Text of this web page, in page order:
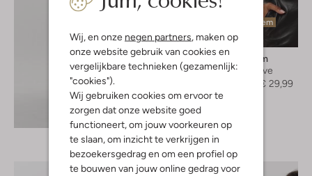
Wij, en onze negen partners, maken op
onze website gebruik van cookies en
vergelijkbare technieken (gezamenlijk:
"cookies").
Wij gebruiken cookies om ervoor te
zorgen dat onze website goed
functioneert, om jouw voorkeuren op
te slaan, om inzicht te verkrijgen in
bezoekersgedrag en om een profiel op
te bouwen van jouw online gedrag voor
Ontdek de look
Laatste item
-40%
Modström
Longsleeve
€ 29,99